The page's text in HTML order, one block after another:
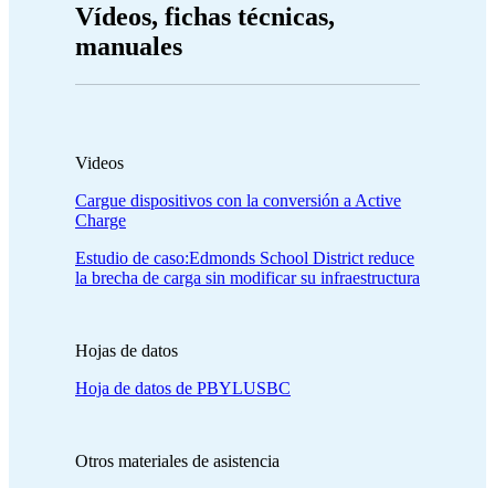
Vídeos, fichas técnicas,
manuales
Videos
Cargue dispositivos con la conversión a Active
Charge
Estudio de caso:Edmonds School District reduce
la brecha de carga sin modificar su infraestructura
Hojas de datos
Hoja de datos de PBYLUSBC
Otros materiales de asistencia